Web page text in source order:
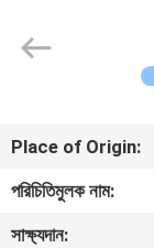
পণ্য
ENERGY
EQUIPMENT
Place of Origin:
পরিচিতিমুলক নাম:
সাক্ষ্যদান: